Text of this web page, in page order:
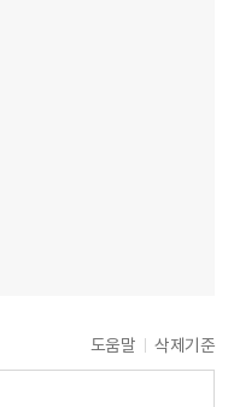
도움말 삭제기준